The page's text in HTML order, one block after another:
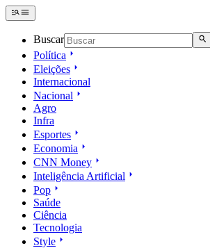
Buscar
Política
Eleições
Internacional
Nacional
Agro
Infra
Esportes
Economia
CNN Money
Inteligência Artificial
Pop
Saúde
Ciência
Tecnologia
Style